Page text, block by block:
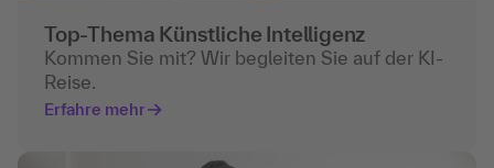
Top-Thema Künstliche Intelligenz
Kommen Sie mit? Wir begleiten Sie auf der KI-
Reise.
Erfahre mehr